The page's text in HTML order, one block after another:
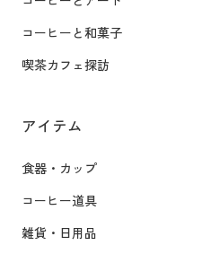
コーヒーと和菓子
喫茶カフェ探訪
アイテム
食器・カップ
コーヒー道具
雑貨・日用品